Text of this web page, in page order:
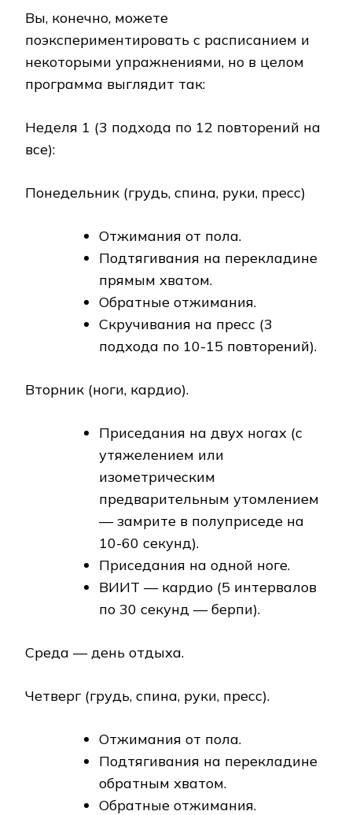
Вы, конечно, можете
поэкспериментировать с расписанием и
некоторыми упражнениями, но в целом
программа выглядит так:
Неделя 1 (3 подхода по 12 повторений на
все):
Понедельник (грудь, спина, руки, пресс)
Отжимания от пола.
Подтягивания на перекладине
прямым хватом.
Обратные отжимания.
Скручивания на пресс (3
подхода по 10-15 повторений).
Вторник (ноги, кардио).
Приседания на двух ногах (с
утяжелением или
изометрическим
предварительным утомлением
— замрите в полуприседе на
10-60 секунд).
Приседания на одной ноге.
ВИИТ — кардио (5 интервалов
по 30 секунд — берпи).
Среда — день отдыха.
Четверг (грудь, спина, руки, пресс).
Отжимания от пола.
Подтягивания на перекладине
обратным хватом.
Обратные отжимания.